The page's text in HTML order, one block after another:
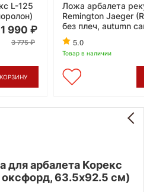
L-125
1 990
3 775
Ложа арбалета
Remington Jaeger (R-
без плеч, autumn
5.0
Товар в наличии
для арбалета Корекс
оксфорд, 63.5x92.5 см)